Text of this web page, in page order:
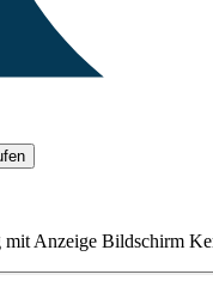
mit Anzeige Bildschirm